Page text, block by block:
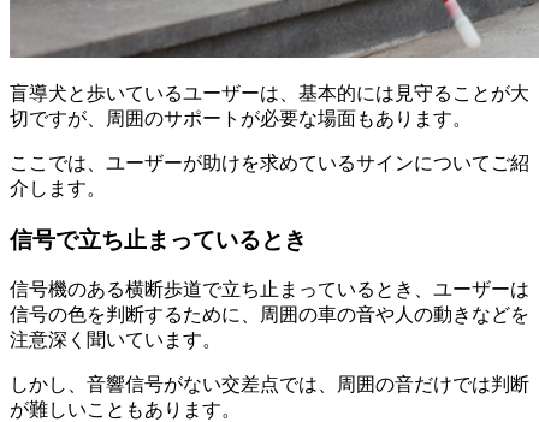
盲導犬と歩いているユーザーは、基本的には見守ることが大
切ですが、周囲のサポートが必要な場面もあります。
ここでは、ユーザーが助けを求めているサインについてご紹
介します。
信号で立ち止まっているとき
信号機のある横断歩道で立ち止まっているとき、ユーザーは
信号の色を判断するために、周囲の車の音や人の動きなどを
注意深く聞いています。
しかし、音響信号がない交差点では、
周囲の音だけでは判断
が難しいこともあります。